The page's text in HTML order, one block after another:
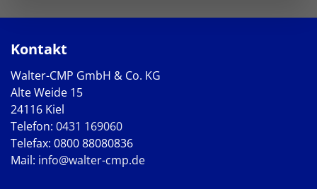
Kontakt
Walter-CMP GmbH & Co. KG
Alte Weide 15
24116 Kiel
Telefon: 0431 169060
Telefax: 0800 88080836
Mail: info@walter-cmp.de